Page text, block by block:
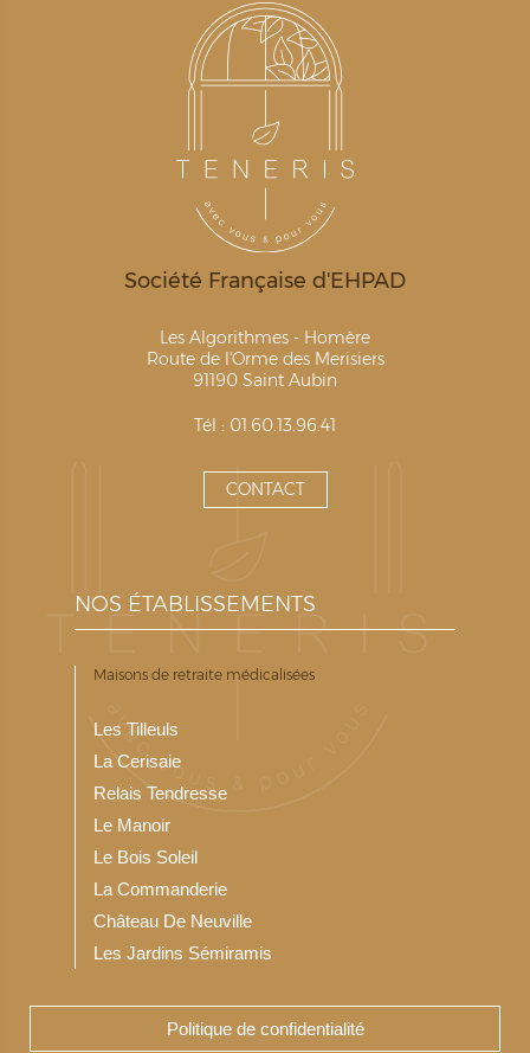
Société Française d'EHPAD
Les Algorithmes - Homère
Route de l'Orme des Merisiers
91190 Saint Aubin
Tél : 01.60.13.96.41
CONTACT
NOS ÉTABLISSEMENTS
Maisons de retraite médicalisées
Les Tilleuls
La Cerisaie
Relais Tendresse
Le Manoir
Le Bois Soleil
La Commanderie
Château De Neuville
Les Jardins Sémiramis
Notre Résidence service seniors
Politique de confidentialité